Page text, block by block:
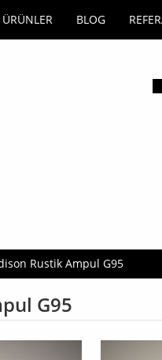
ÜRÜNLER BLOG
Rustik Ampul G95
G95